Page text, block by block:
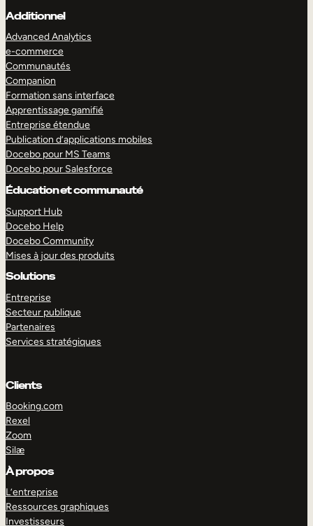
Additionnel
Advanced Analytics
e-commerce
Communautés
Companion
Formation sans interface
Apprentissage gamifié
Entreprise étendue
Publication d’applications mobiles
Docebo pour MS Teams
Docebo pour Salesforce
Éducation et communauté
Support Hub
Docebo Help
Docebo Community
Mises à jour des produits
Solutions
Entreprise
Secteur publique
Partenaires
Services stratégiques
Clients
Booking.com
Rexel
Zoom
Silæ
À propos
L’entreprise
Ressources graphiques
Investisseurs